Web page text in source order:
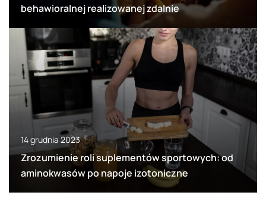
behawioralnej realizowanej zdalnie
14 grudnia 2023
Zrozumienie roli suplementów sportowych: od
aminokwasów po napoje izotoniczne